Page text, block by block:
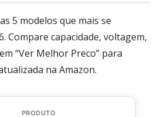
5 modelos que mais se
Compare capacidade, voltagem,
“Ver Melhor Preco” para
na Amazon.